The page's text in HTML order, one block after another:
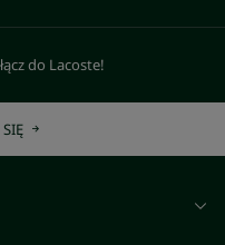
do Lacoste!